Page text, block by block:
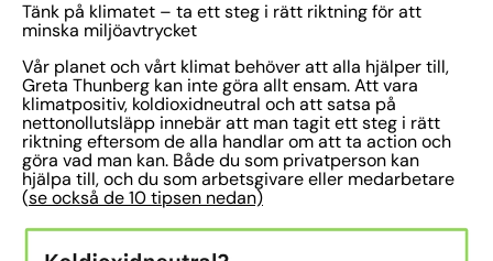
Tänk på klimatet – ta ett steg i rätt riktning för att
minska miljöavtrycket
Vår planet och vårt klimat behöver att alla hjälper till,
Greta Thunberg kan inte göra allt ensam. Att vara
klimatpositiv, koldioxidneutral och att satsa på
nettonollutsläpp innebär att man tagit ett steg i rätt
riktning eftersom de alla handlar om att ta action och
göra vad man kan. Både du som privatperson kan
hjälpa till, och du som arbetsgivare eller medarbetare
(se också de 10 tipsen nedan)